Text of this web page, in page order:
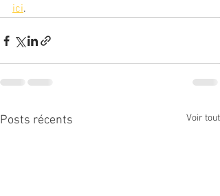
ici.
Posts récents Voir tout